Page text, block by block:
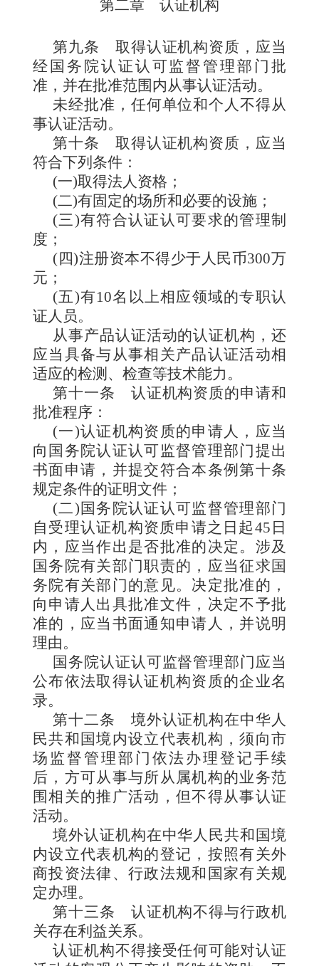
第二章 认证机构
第九条 取得认证机构资质，应当
经国务院认证认可监督管理部门批
准，并在批准范围内从事认证活动。
未经批准，任何单位和个人不得从
事认证活动。
第十条 取得认证机构资质，应当
符合下列条件：
(一)取得法人资格；
(二)有固定的场所和必要的设施；
(三)有符合认证认可要求的管理制
度；
(四)注册资本不得少于人民币300万
元；
(五)有10名以上相应领域的专职认
证人员。
从事产品认证活动的认证机构，还
应当具备与从事相关产品认证活动相
适应的检测、检查等技术能力。
第十一条 认证机构资质的申请和
批准程序：
(一)认证机构资质的申请人，应当
向国务院认证认可监督管理部门提出
书面申请，并提交符合本条例第十条
规定条件的证明文件；
(二)国务院认证认可监督管理部门
自受理认证机构资质申请之日起45日
内，应当作出是否批准的决定。涉及
国务院有关部门职责的，应当征求国
务院有关部门的意见。决定批准的，
向申请人出具批准文件，决定不予批
准的，应当书面通知申请人，并说明
理由。
国务院认证认可监督管理部门应当
公布依法取得认证机构资质的企业名
录。
第十二条 境外认证机构在中华人
民共和国境内设立代表机构，须向市
场监督管理部门依法办理登记手续
后，方可从事与所从属机构的业务范
围相关的推广活动，但不得从事认证
活动。
境外认证机构在中华人民共和国境
内设立代表机构的登记，按照有关外
商投资法律、行政法规和国家有关规
定办理。
第十三条 认证机构不得与行政机
关存在利益关系。
认证机构不得接受任何可能对认证